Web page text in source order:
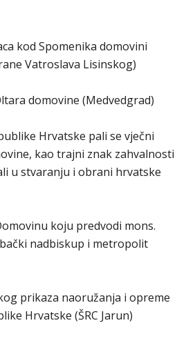
kod Spomenika domovini
Vatroslava Lisinskog)
domovine (Medvedgrad)
Hrvatske pali se vječni
kao trajni znak zahvalnosti
u stvaranju i obrani hrvatske
koju predvodi mons.
nadbiskup i metropolit
prikaza naoružanja i opreme
Hrvatske (ŠRC Jarun)